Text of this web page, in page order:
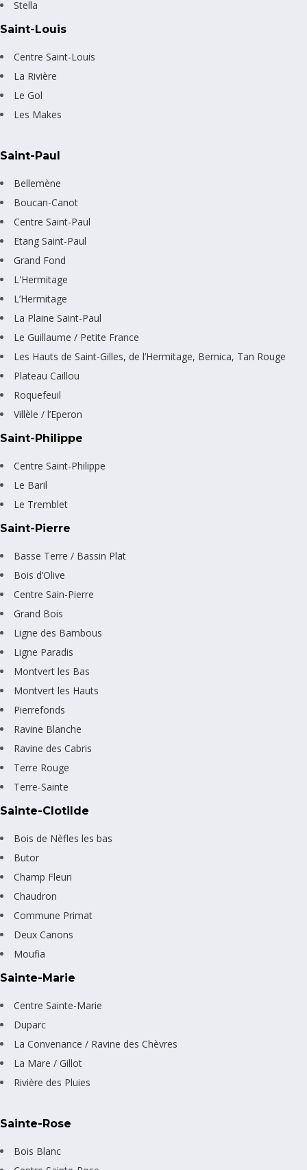
Stella
Saint-Louis
Centre Saint-Louis
La Rivière
Le Gol
Les Makes
Saint-Paul
Bellemène
Boucan-Canot
Centre Saint-Paul
Etang Saint-Paul
Grand Fond
L'Hermitage
L’Hermitage
La Plaine Saint-Paul
Le Guillaume / Petite France
Les Hauts de Saint-Gilles, de l’Hermitage, Bernica, Tan Rouge
Plateau Caillou
Roquefeuil
Villèle / l’Eperon
Saint-Philippe
Centre Saint-Philippe
Le Baril
Le Tremblet
Saint-Pierre
Basse Terre / Bassin Plat
Bois d’Olive
Centre Sain-Pierre
Grand Bois
Ligne des Bambous
Ligne Paradis
Montvert les Bas
Montvert les Hauts
Pierrefonds
Ravine Blanche
Ravine des Cabris
Terre Rouge
Terre-Sainte
Sainte-Clotilde
Bois de Nèfles les bas
Butor
Champ Fleuri
Chaudron
Commune Primat
Deux Canons
Moufia
Sainte-Marie
Centre Sainte-Marie
Duparc
La Convenance / Ravine des Chèvres
La Mare / Gillot
Rivière des Pluies
Sainte-Rose
Bois Blanc